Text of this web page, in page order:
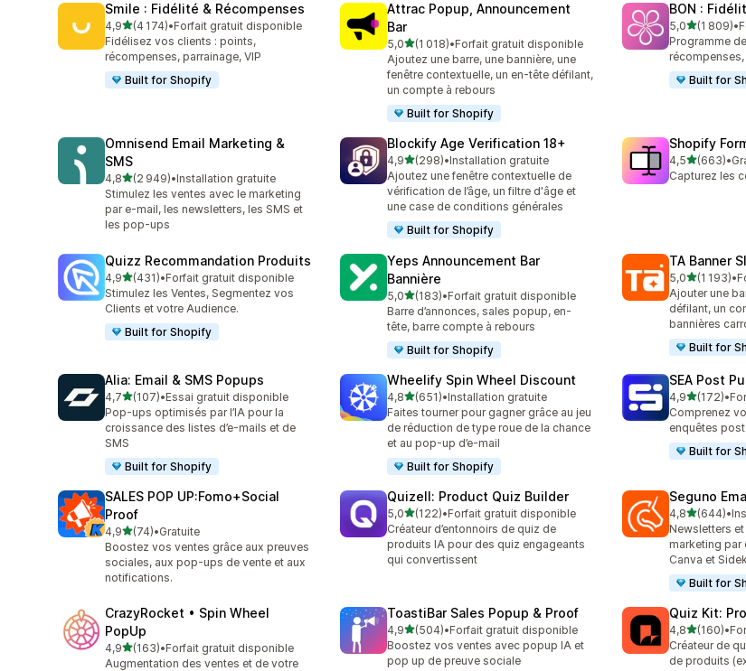
Smile : Fidélité & Récompenses
4,9étoile(s) sur 5
(4 174)
4174 avis au total
•Forfait gratuit disponible
Fidélisez vos clients : points,
récompenses, parrainage, VIP
Built for Shopify
Attrac Popup, Announcement
Bar
5,0étoile(s) sur 5
(1 018)
1018 avis au total
•Forfait gratuit disponible
Ajoutez une barre, une bannière, une
fenêtre contextuelle, un en-tête défilant,
un compte à rebours
Built for Shopify
BON :
5,0étoile(s)
(1 809)
1809 avis au•
Programme
récompenses,
Built for
Omnisend Email Marketing &
SMS
4,8étoile(s) sur 5
(2 949)
2949 avis au total
•Installation gratuite
Stimulez les ventes avec le marketing
par e-mail, les newsletters, les SMS et
les pop-ups
Blockify Age Verification 18+
4,9étoile(s) sur 5
(298)
298 avis au total
•Installation gratuite
Ajoutez une fenêtre contextuelle de
vérification de l’âge, un filtre d'âge et
une case de conditions générales
Built for Shopify
Shopify
4,5étoile(s)
(663)
663 avis au•
Capturez les
Quizz Recommandation Produits
4,9étoile(s) sur 5
(431)
431 avis au total
•Forfait gratuit disponible
Stimulez les Ventes, Segmentez vos
Clients et votre Audience.
Built for Shopify
Yeps Announcement Bar
Bannière
5,0étoile(s) sur 5
(183)
183 avis au total
•Forfait gratuit disponible
Barre d’annonces, sales popup, en-
tête, barre compte à rebours
Built for Shopify
TA Banner
5,0étoile(s)
(1 193)
1193 avis au•
Ajouter une
défilant, un
bannières
Built for
Alia: Email & SMS Popups
4,7étoile(s) sur 5
(107)
107 avis au total
•Essai gratuit disponible
Pop-ups optimisés par l’IA pour la
croissance des listes d’e-mails et de
SMS
Built for Shopify
Wheelify Spin Wheel Discount
4,8étoile(s) sur 5
(651)
651 avis au total
•Installation gratuite
Faites tourner pour gagner grâce au jeu
de réduction de type roue de la chance
et au pop-up d’e-mail
Built for Shopify
SEA Post
4,9étoile(s)
(172)
172 avis au
•
Comprenez
enquêtes
Built for
SALES POP UP:Fomo+Social
Proof
4,9étoile(s) sur 5
(74)
74 avis au total
•Gratuite
Boostez vos ventes grâce aux preuves
sociales, aux pop-ups de vente et aux
notifications.
Quizell: Product Quiz Builder
5,0étoile(s) sur 5
(122)
122 avis au total
•Forfait gratuit disponible
Créateur d’entonnoirs de quiz de
produits IA pour des quiz engageants
qui convertissent
Seguno
4,8étoile(s)
(644)
644 avis au•
Newsletters
marketing
Canva et
Built for
CrazyRocket • Spin Wheel
PopUp
4,9étoile(s) sur 5
(163)
163 avis au total
•Forfait gratuit disponible
Augmentation des ventes et de votre
ToastiBar Sales Popup & Proof
4,9étoile(s) sur 5
(504)
504 avis au total
•Forfait gratuit disponible
Boostez vos ventes avec popup IA et
pop up de preuve sociale
Quiz Kit:
4,8étoile(s)
(160)
160 avis au
•
Créateur de
de produits